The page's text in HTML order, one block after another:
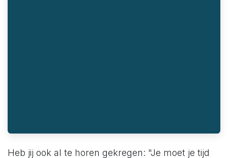
Heb jij ook al te horen gekregen: "Je moet je tijd